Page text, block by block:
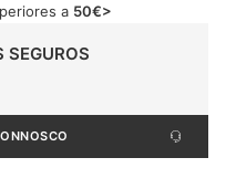
a 50€>
SEGUROS